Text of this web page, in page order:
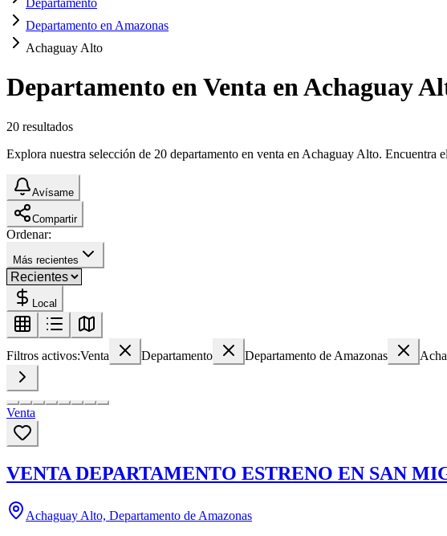
Departamento
Departamento en Amazonas
Achaguay Alto
Departamento en Venta en Achaguay
20 resultados
Explora nuestra selección de 20 departamento en venta en Achaguay Alto.
Avísame
Compartir
Ordenar:
Más recientes
Local
Filtros activos:Venta Departamento Departamento de Amazonas
Venta
VENTA DEPARTAMENTO ESTRENO EN SAN
Achaguay Alto, Departamento de Amazonas